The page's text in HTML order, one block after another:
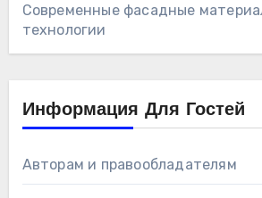
Современные фасадные
технологии
Информация Для Гостей
Авторам и правообладателям